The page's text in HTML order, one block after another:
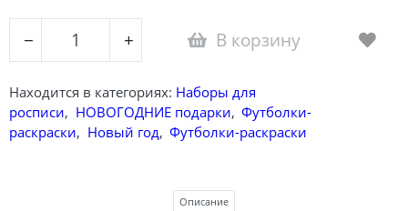
− + В корзину
Находится в категориях: Наборы для
росписи, НОВОГОДНИЕ подарки, Футболки-
раскраски, Новый год, Футболки-раскраски
Описание